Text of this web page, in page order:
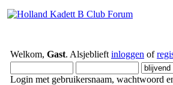
Welkom, Gast. Alsjeblieft inloggen of
Login met gebruikersnaam, wachtwoord